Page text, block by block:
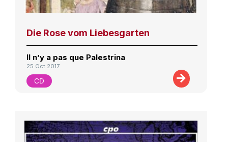
Die Rose vom Liebesgarten
Il n’y a pas que Palestrina
25 Oct 2017
CD